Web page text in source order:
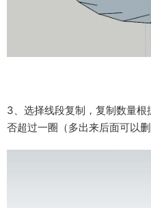
3、选择线段复制，复制数量
否超过一圈（多出来后面可以删